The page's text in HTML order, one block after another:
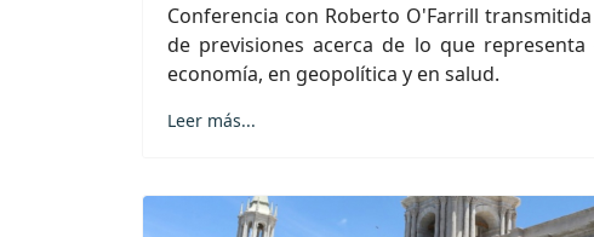
Conferencia con Roberto O'Farrill
de previsiones acerca de lo que
economía, en geopolítica y en salud.
Leer más...